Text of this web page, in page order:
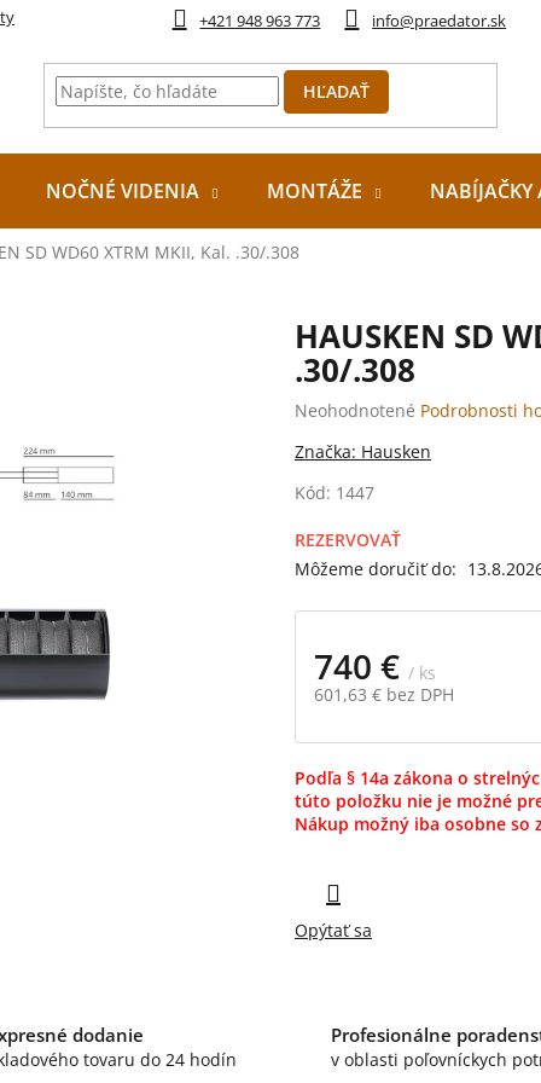
+421 948 963 773 info@praedator.sk
HĽADAŤ
NOČNÉ VIDENIA MONTÁŽE NABÍJAČKY
SD WD60 XTRM MKII, Kal. .30/.308
HAUSKEN SD
.30/.308
Kód: 1447
REZERVOVAŤ
Môžeme doručiť do:
740 € / ks
601,63 € bez DPH
cena:
Podľa § 14a zákona o
túto položku nie je možné
Nákup možný iba osobne
Opýtať sa
Priemerné
produktu
0,0
5
hviezdičiek.
Neohodnotené Podrobnosti
Značka: Hausken
dodanie
tovaru do 24 hodín
Profesionálne
v oblasti poľovníckych